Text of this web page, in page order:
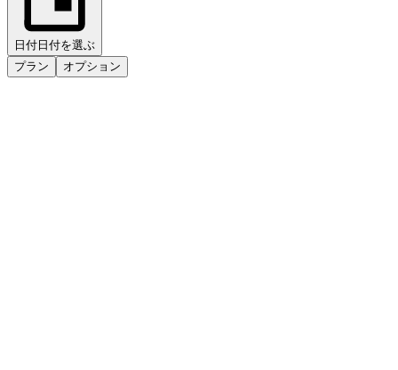
日付 日付を選ぶ
プラン
オプション